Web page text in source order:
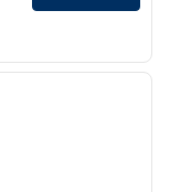
1/12
다음